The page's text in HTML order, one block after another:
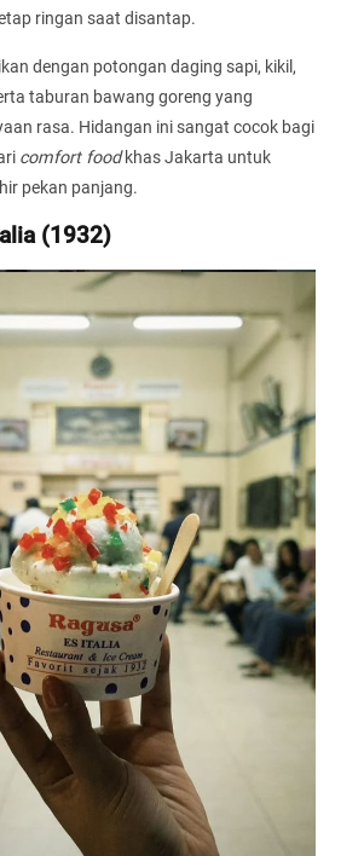
ringan saat disantap.
dengan potongan daging sapi, kikil,
taburan bawang goreng yang
rasa. Hidangan ini sangat cocok bagi
comfort foodkhas Jakarta untuk
pekan panjang.
(1932)